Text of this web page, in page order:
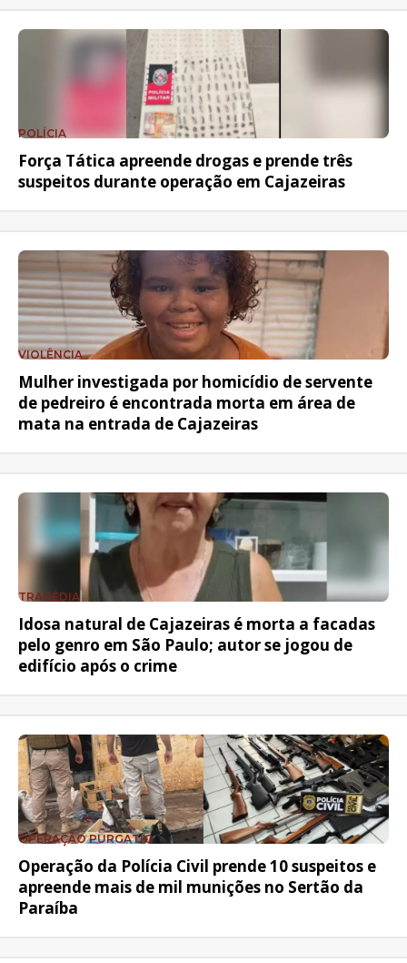
POLÍCIA
Força Tática apreende drogas e prende três
suspeitos durante operação em Cajazeiras
VIOLÊNCIA
Mulher investigada por homicídio de servente
de pedreiro é encontrada morta em área de
mata na entrada de Cajazeiras
TRAGÉDIA
Idosa natural de Cajazeiras é morta a facadas
pelo genro em São Paulo; autor se jogou de
edifício após o crime
OPERAÇÃO PURGATIO
Operação da Polícia Civil prende 10 suspeitos e
apreende mais de mil munições no Sertão da
Paraíba